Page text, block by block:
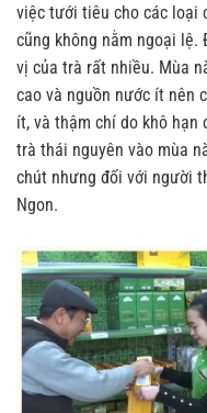
việc tưới tiêu cho các loại
cũng không nằm ngoại lệ.
vị của trà rất nhiều. Mùa
cao và nguồn nước ít nên
ít, và thậm chí do khô hạn
trà thái nguyên vào mùa
chút nhưng đối với người
Ngon.